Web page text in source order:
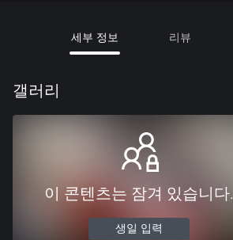
세부 정보 리뷰
갤러리
이 콘텐츠는 잠겨 있습니다.
생일 입력